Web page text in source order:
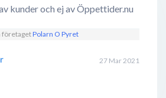
kunder och ej av Öppettider.nu
företagetPolarn O Pyret
27 Mar 2021